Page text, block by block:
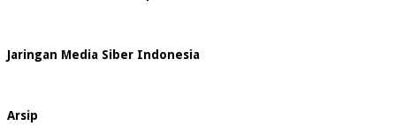
Jaringan Media Siber Indonesia
Arsip